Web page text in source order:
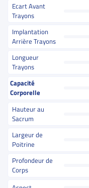
Ecart Avant
Trayons
Implantation
Arrière Trayons
Longueur
Trayons
Capacité
Corporelle
Hauteur au
Sacrum
Largeur de
Poitrine
Profondeur de
Corps